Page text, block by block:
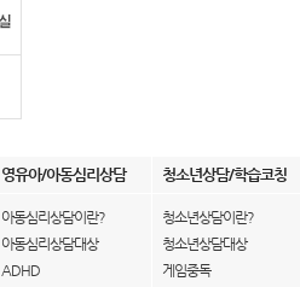
영유아/아동심리상담 청소년상담/학습코칭
아동심리상담이란?
아동심리상담대상
ADHD
청소년상담이란?
청소년상담대상
게임중독